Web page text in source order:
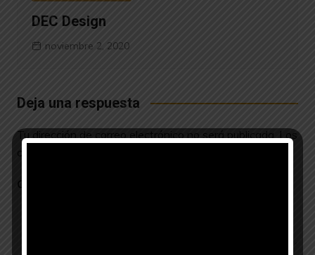
DEC Design
noviembre 2, 2020
Deja una respuesta
Tu dirección de correo electrónico no será publicada.
Los
campos obligatorios están marcados con
Comentario